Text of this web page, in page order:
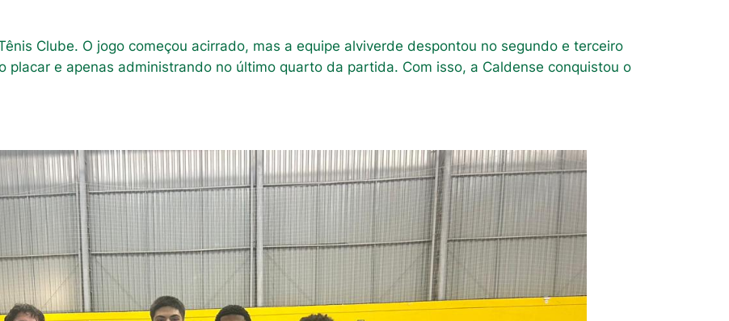
Clube. O jogo começou acirrado, mas a equipe alviverde despontou no segundo e terceiro
placar e apenas administrando no último quarto da partida. Com isso, a Caldense conquistou o